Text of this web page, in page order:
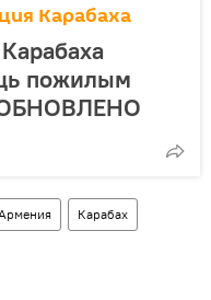
Карабаха
пожилым
ОБНОВЛЕНО
Карабах